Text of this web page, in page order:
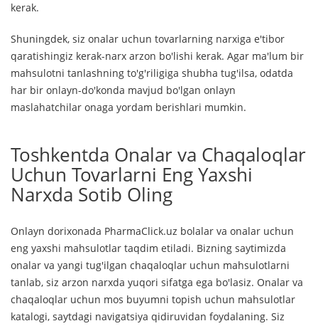
kerak.
Shuningdek, siz onalar uchun tovarlarning narxiga e'tibor
qaratishingiz kerak-narx arzon bo'lishi kerak. Agar ma'lum bir
mahsulotni tanlashning to'g'riligiga shubha tug'ilsa, odatda
har bir onlayn-do'konda mavjud bo'lgan onlayn
maslahatchilar onaga yordam berishlari mumkin.
Toshkentda Onalar va Chaqaloqlar
Uchun Tovarlarni Eng Yaxshi
Narxda Sotib Oling
Onlayn dorixonada PharmaClick.uz bolalar va onalar uchun
eng yaxshi mahsulotlar taqdim etiladi. Bizning saytimizda
onalar va yangi tug'ilgan chaqaloqlar uchun mahsulotlarni
tanlab, siz arzon narxda yuqori sifatga ega bo'lasiz. Onalar va
chaqaloqlar uchun mos buyumni topish uchun mahsulotlar
katalogi, saytdagi navigatsiya qidiruvidan foydalaning. Siz